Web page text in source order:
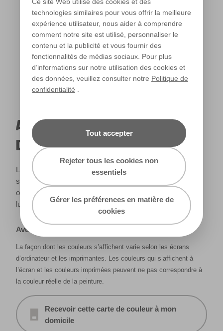
technologies similaires pour vous offrir la meilleure
expérience utilisateur, nous aider à comprendre
comment notre site est utilisé, personnaliser le
contenu et la publicité et vous fournir des
fonctionnalités de médias sociaux. Pour plus
d’informations sur notre utilisation des cookies et
des données, veuillez consulter notre Politique de
confidentialité
Tout accepter
Rejeter tous les cookies non
essentiels
Gérer les préférences en matière de
cookies
Lumière chaude
A QUOI RESSEMBLERA CETTE COULEUR
DANS VOTRE MAISON ?
La lumière naturelle et l’éclairage jouent un rôle important
sur le rendu des couleurs dans votre maison. Utilisez cet
outil pour voir le rendu de votre couleur en fonction de la
lumière.
Avertissement
La façon dont les couleurs s’affichent varie selon les écrans
d’ordinateur et les imprimantes. Les couleurs qui s’affichent à
l’écran et les couleurs imprimées peuvent ne pas correspondre à
la couleur réelle de la peinture.
Recevoir cette carte de couleur à mon
domicile